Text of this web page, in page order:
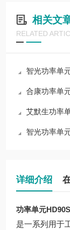
相关文
RELATED
智光功率单
合康功率单
艾默生功率
智光功率单
详细介绍
功率单元
是一系列用于